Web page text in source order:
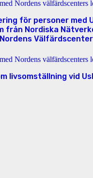
för personer med
från Nordiska
Välfärdscenter
livsomställning vid